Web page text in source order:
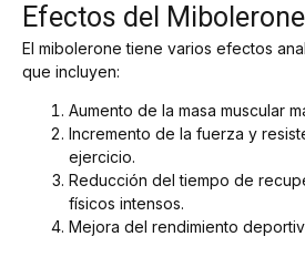
Efectos del Mibolerone
El mibolerone tiene varios efectos
que incluyen:
Aumento de la masa muscular
Incremento de la fuerza y
ejercicio.
Reducción del tiempo de
físicos intensos.
Mejora del rendimiento